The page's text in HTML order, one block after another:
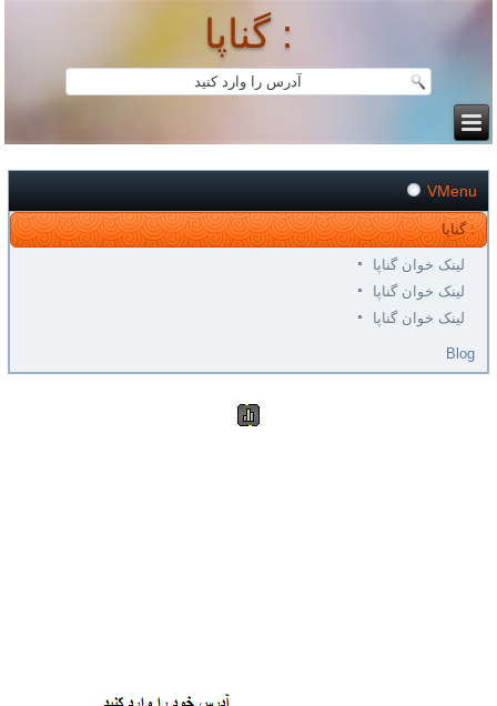
گناپا :
VMenu
گناپا :
لینک خوان گناپا
لینک خوان گناپا
لینک خوان گناپا
Blog